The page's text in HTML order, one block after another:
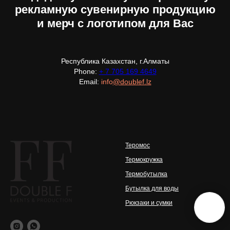
рекламную сувенирную продукцию
и мерч с логотипом для Вас
Республика Казахстан, г.Алматы
Phone: + 7 705 169 4649
Email: info@doublef.lz
Теромос
Термокружка
Термобутылка
Бутылка для воды
Рюкзаки и сумки